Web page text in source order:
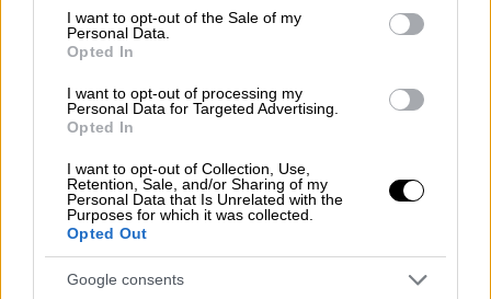
consent section.
I want to opt-out of the Sale of my
Personal Data.
Opted In
I want to opt-out of processing my
Personal Data for Targeted Advertising.
Opted In
I want to opt-out of Collection, Use,
Retention, Sale, and/or Sharing of my
Personal Data that Is Unrelated with the
Purposes for which it was collected.
Opted Out
Google consents
αποθήκη πυρομαχικών, ενδεχόμενο που θα
είχε ολέθριες συνέπειες για όλη τη Χώρα
της Τήνου.
video